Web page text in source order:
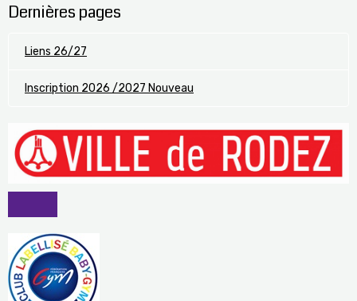
Dernières pages
Liens 26/27
Inscription 2026 /2027 Nouveau